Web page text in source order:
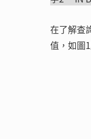
在了解查
值，如圖